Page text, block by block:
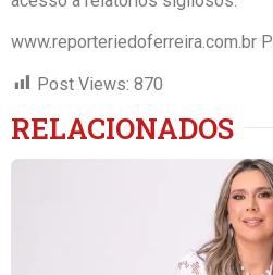
www.reporteriedoferreira.com.br
Post Views: 870
RELACIONADOS